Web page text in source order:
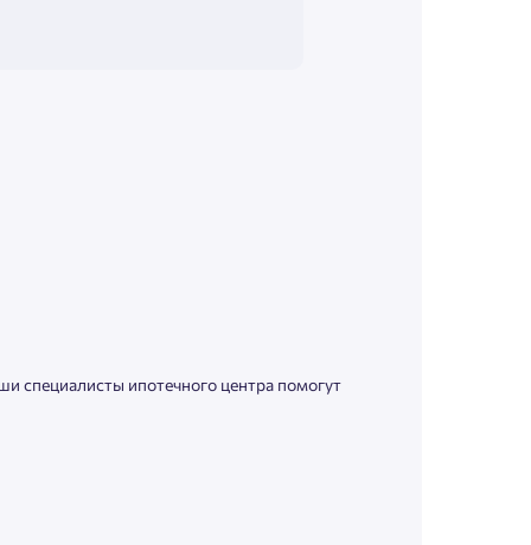
специалисты ипотечного центра помогут